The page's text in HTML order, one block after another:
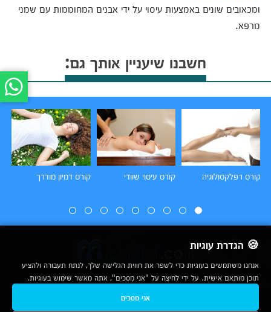
ומכאובים שונים באמצעות עיסוי על ידי אבנים המחוממות עם שמני
מרפא.
חשבנו שיעניין אותך גם:
קורס רפלקסולוגיה קורס עיסוי שוודי קורס דמיון מודרך
© כל הזכויות שמורות לחברת נרד אונליין בע"מ | מכללות|
🍪 הגדרת עוגיות
אנחנו משתמשים בעוגיות כדי לשפר את חווית הגלישה שלך, לנתח תעבורה ולהציע
תוכן מותאם אישית. על ידי לחיצה על "אני מסכים", אתה מאשר שימוש בעוגיות.
אני מסכים